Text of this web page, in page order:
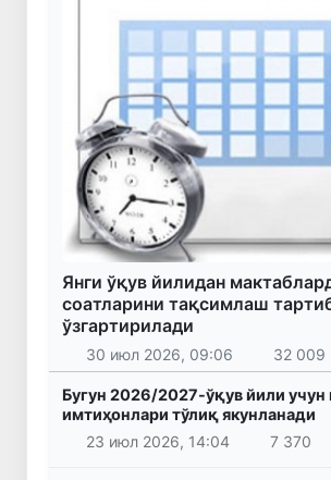
Янги ўқув йилидан
соатларини тақсимлаш
ўзгартирилади
30 июл 2026, 09:06 32 009
Бугун 2026/2027-ўқув йили
имтиҳонлари тўлиқ якунланади
23 июл 2026, 14:04
7 370